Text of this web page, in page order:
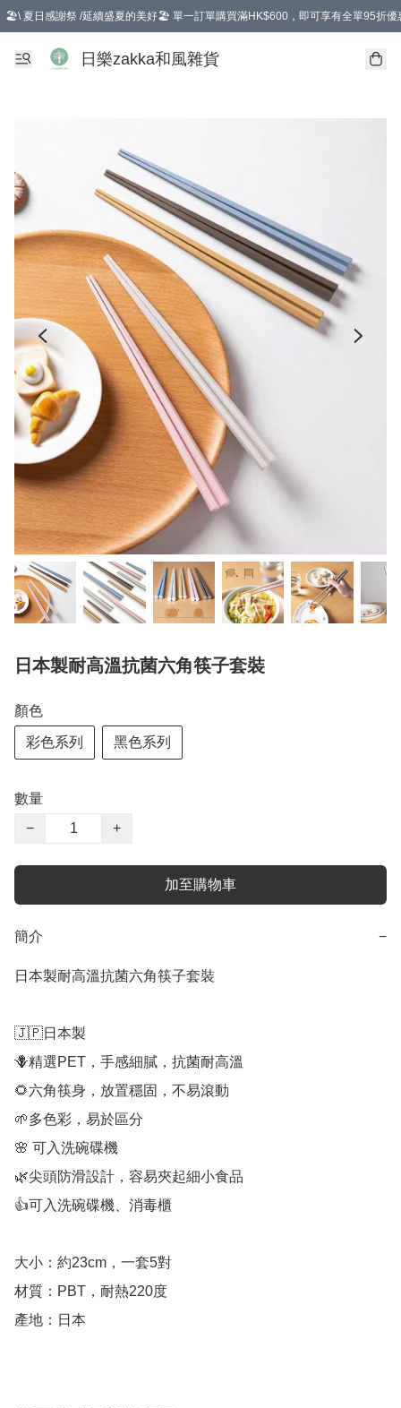
🏖️\ 夏日感謝祭 /延續盛夏的美好🏖️ 單一訂單購買滿HK$600，即可享有全單95折優
選擇GoGoX住宅/工商地址配送，單一訂單消費購物滿HK$680(折扣後），可享有
日樂zakka和風雜貨
日本製耐高溫抗菌六角筷子套裝
顏色
彩色系列 黑色系列
數量
−
+
加至購物車
簡介 −
日本製耐高溫抗菌六角筷子套裝
🇯🇵日本製
🪻精選PET，手感細膩，抗菌耐高溫
🌻六角筷身，放置穩固，不易滾動
🌱多色彩，易於區分
🌸 可入洗碗碟機
🌿尖頭防滑設計，容易夾起細小食品
👍可入洗碗碟機、消毒櫃
大小：約23cm，一套5對
材質：PBT，耐熱220度